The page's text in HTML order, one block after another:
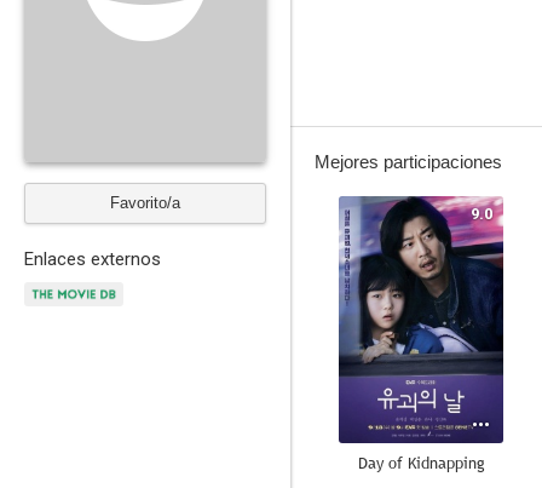
Favorito/a
Enlaces externos
Mejores participaciones
9.0
Day of Kidnapping